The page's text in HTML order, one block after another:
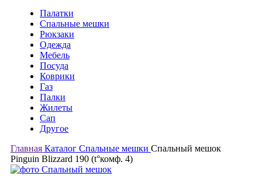
Палатки
Спальные мешки
Рюкзаки
Одежда
Мебель
Посуда
Коврики
Газ
Палки
Жилеты
Сап
Другое
Главная Каталог Спальные мешки Спальный мешок
Pinguin Blizzard 190 (t°комф. 4)